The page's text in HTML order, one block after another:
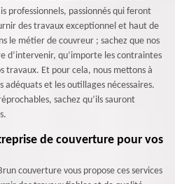
professionnels, passionnés qui feront
des travaux exceptionnel et haut de
le métier de couvreur ; sachez que nos
d’intervenir, qu’importe les contraintes
travaux. Et pour cela, nous mettons à
adéquats et les outillages nécessaires.
sachez qu’ils sauront
de couverture pour vos
couverture vous propose ces services